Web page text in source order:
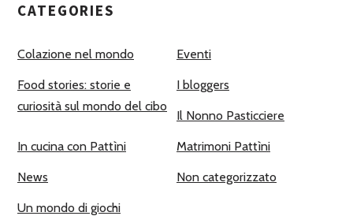
CATEGORIES
Colazione nel mondo Eventi
Food stories: storie e
curiosità sul mondo del cibo
I bloggers
Il Nonno Pasticciere
In cucina con Pattìni Matrimoni Pattìni
News Non categorizzato
Un mondo di giochi